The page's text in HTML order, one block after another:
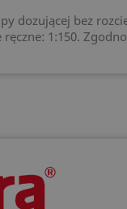
dozującej bez
1:150.